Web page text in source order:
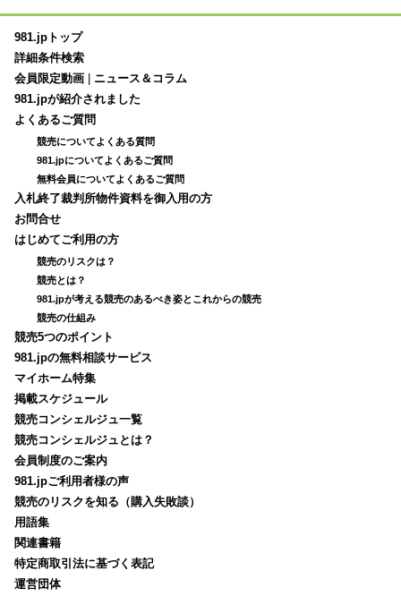
981.jpトップ
詳細条件検索
会員限定動画
ニュース＆コラム
981.jpが紹介されました
よくあるご質問
競売についてよくある質問
981.jpについてよくあるご質問
無料会員についてよくあるご質問
入札終了裁判所物件資料を御入用の方
お問合せ
はじめてご利用の方
競売のリスクは？
競売とは？
981.jpが考える競売のあるべき姿とこれからの競売
競売の仕組み
競売5つのポイント
981.jpの無料相談サービス
マイホーム特集
掲載スケジュール
競売コンシェルジュ一覧
競売コンシェルジュとは？
会員制度のご案内
981.jpご利用者様の声
競売のリスクを知る（購入失敗談）
用語集
関連書籍
特定商取引法に基づく表記
運営団体